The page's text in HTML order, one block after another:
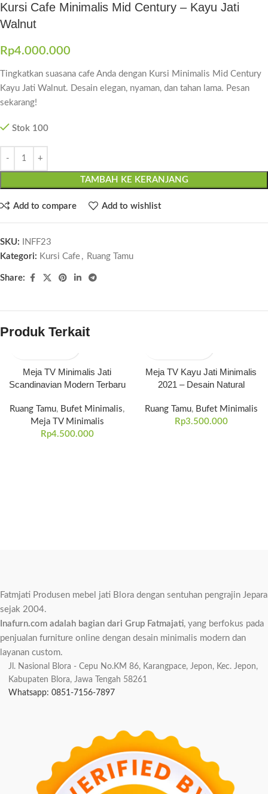
Kursi Cafe Minimalis Mid Century – Kayu Jati
Walnut
Rp4.000.000
Tingkatkan suasana cafe Anda dengan Kursi Minimalis Mid Century
Kayu Jati Walnut. Desain elegan, nyaman, dan tahan lama. Pesan
sekarang!
Stok 100
TAMBAH KE KERANJANG
Add to compare Add to wishlist
SKU:
INFF23
Kategori: Kursi Cafe , Ruang Tamu
Share:
Produk Terkait
Meja TV Minimalis Jati
Scandinavian Modern Terbaru
Ruang Tamu, Bufet Minimalis,
Meja TV Minimalis
Rp4.500.000
Meja TV Kayu Jati Minimalis
2021 – Desain Natural
Ruang Tamu, Bufet Minimalis
Rp3.500.000
Fatmjati Produsen mebel jati Blora dengan sentuhan pengrajin Jepara
sejak 2004.
Inafurn.com adalah bagian dari Grup Fatmajati, yang berfokus pada
penjualan furniture online dengan desain minimalis modern dan
layanan custom.
Jl. Nasional Blora - Cepu No.KM 86, Karangpace, Jepon, Kec. Jepon,
Kabupaten Blora, Jawa Tengah 58261
Whatsapp: 0851-7156-7897